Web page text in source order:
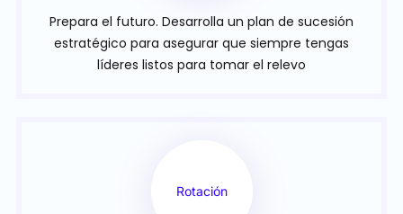
Prepara el futuro. Desarrolla un plan de sucesión
estratégico para asegurar que siempre tengas
líderes listos para tomar el relevo
Rotación